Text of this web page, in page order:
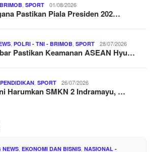
SPORT 01/08/2026
Pastikan Piala Presiden 202…
POLRI - TNI - BRIMOB SPORT 28/07/2026
Pastikan Keamanan ASEAN Hyu…
PENDIDIKAN SPORT 26/07/2026
Harumkan SMKN 2 Indramayu, …
NEWS EKONOMI DAN BISNIS NASIONAL -